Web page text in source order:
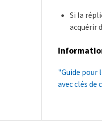
Si la
acquérir
"Guide pour
avec clés